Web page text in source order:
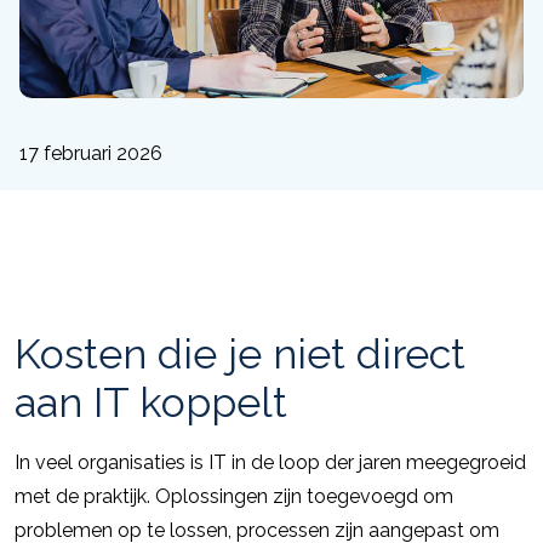
17 februari 2026
Kosten die je niet direct
aan IT koppelt
In veel organisaties is IT in de loop der jaren meegegroeid
met de praktijk. Oplossingen zijn toegevoegd om
problemen op te lossen, processen zijn aangepast om